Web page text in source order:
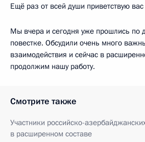
Ещё раз от всей души приветствую
Мы вчера и сегодня уже прошлись по
повестке. Обсудили очень много
взаимодействия и сейчас в
продолжим нашу работу.
Смотрите также
Участники российско-
в расширенном составе